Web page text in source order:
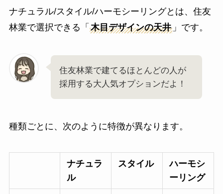
ナチュラル/スタイル/ハーモシーリングとは、住友
林業で選択できる「 木目デザインの天井」です。
住友林業で建てるほとんどの人が
採用する大人気オプションだよ！
種類ごとに、次のように特徴が異なります。
ナチュラ
ル
スタイル
ハーモシ
ーリング